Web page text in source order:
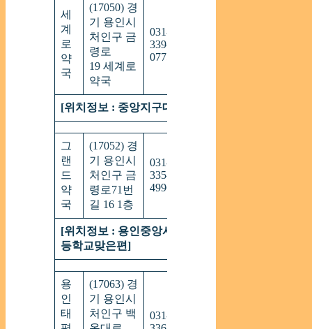
세
계
로
약
국
(17050) 경
기 용인시
처인구 금
령로
19 세계로
약국
031-
339-
0775
[위치정보 : 중앙지구대 건너편]
그
랜
드
약
국
(17052) 경
기 용인시
처인구 금
령로71번
길 16 1층
031-
335-
4996
[위치정보 : 용인중앙시장근방용인초
등학교맞은편]
용
인
태
(17063) 경
기 용인시
처인구 백
031-